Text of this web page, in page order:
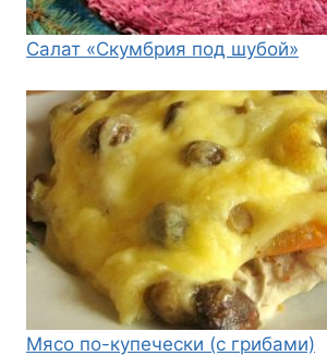
Салат «Скумбрия под шубой»
Мясо по-купечески (с грибами)